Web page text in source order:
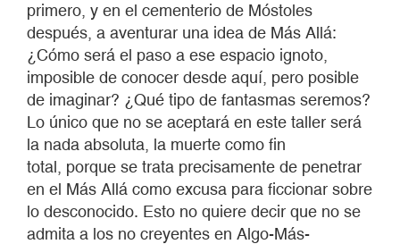
primero, y en el cementerio de Móstoles
después, a aventurar una idea de Más Allá:
¿Cómo será el paso a ese espacio ignoto,
imposible de conocer desde aquí, pero posible
de imaginar? ¿Qué tipo de fantasmas seremos?
Lo único que no se aceptará en este taller será
la nada absoluta, la muerte como fin
total, porque se trata precisamente de penetrar
en el Más Allá como excusa para ficcionar sobre
lo desconocido. Esto no quiere decir que no se
admita a los no creyentes en Algo-Más-